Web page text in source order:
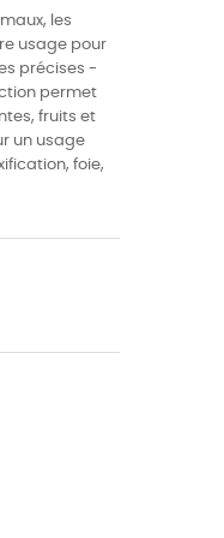
les
usage pour
précises -
permet
fruits et
un usage
foie,